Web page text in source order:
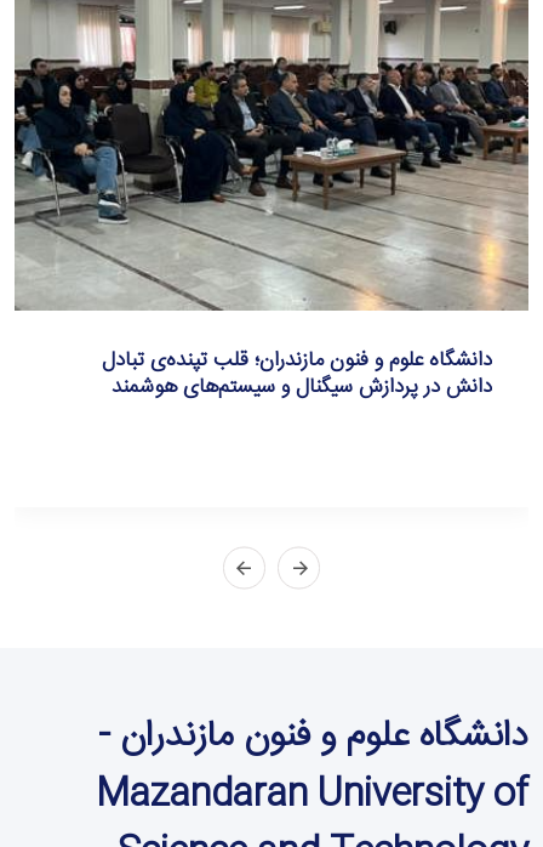
دانشگاه علوم و فنون مازندران؛ قلب تپنده‌ی تبادل
دانش در پردازش سیگنال و سیستم‌های هوشمند
دانشگاه علوم و فنون مازندران -
Mazandaran University of